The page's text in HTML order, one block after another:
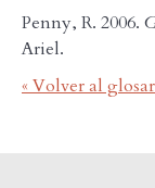
Penny, R. 2006.
Ariel.
« Volver al